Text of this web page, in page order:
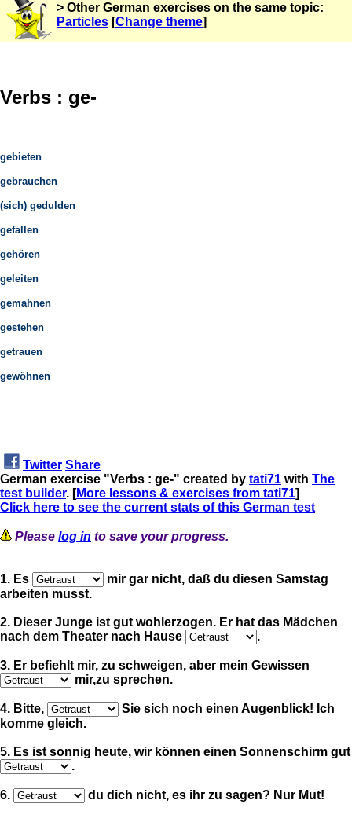
> Other German exercises on the same topic:
Particles [Change theme]
Verbs : ge-
gebieten
gebrauchen
(sich) gedulden
gefallen
gehören
geleiten
gemahnen
gestehen
getrauen
gewöhnen
Twitter Share
German exercise "Verbs : ge-" created by tati71 with The
test builder. [More lessons & exercises from tati71]
Click here to see the current stats of this German test
Please log in to save your progress.
1. Es
mir gar nicht, daß du diesen Samstag
arbeiten musst.
2. Dieser Junge ist gut wohlerzogen. Er hat das Mädchen
nach dem Theater nach Hause
.
3. Er befiehlt mir, zu schweigen, aber mein Gewissen
mir,zu sprechen.
4. Bitte,
Sie sich noch einen Augenblick! Ich
komme gleich.
5. Es ist sonnig heute, wir können einen Sonnenschirm gut
.
6. du dich nicht, es ihr zu sagen? Nur Mut!